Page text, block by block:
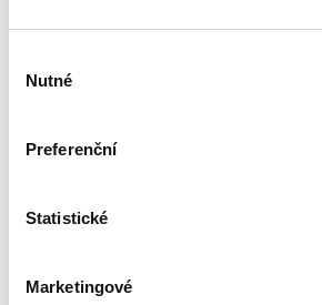
souhlasu
Nutné
Preferenční
Statistické
Marketingové
Roky, které uplynuly od 1. vydání
instrumenty rozvíjející materiální